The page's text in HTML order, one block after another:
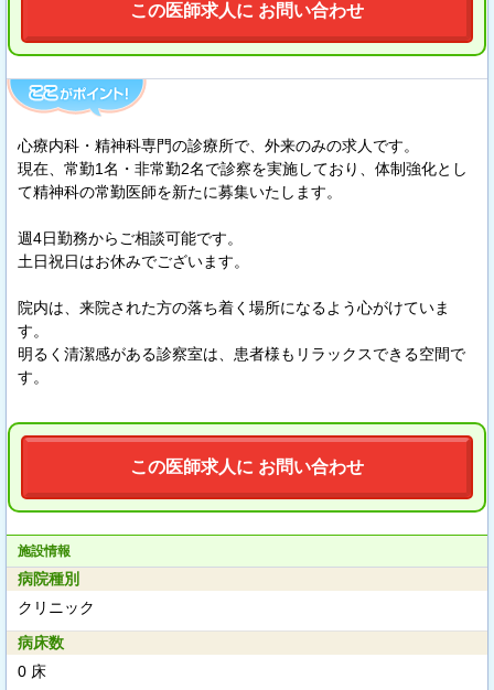
この医師求人に お問い合わせ
心療内科・精神科専門の診療所で、外来のみの求人です。
現在、常勤1名・非常勤2名で診察を実施しており、体制強化とし
て精神科の常勤医師を新たに募集いたします。
週4日勤務からご相談可能です。
土日祝日はお休みでございます。
院内は、来院された方の落ち着く場所になるよう心がけていま
す。
明るく清潔感がある診察室は、患者様もリラックスできる空間で
す。
この医師求人に お問い合わせ
施設情報
病院種別
クリニック
病床数
0 床